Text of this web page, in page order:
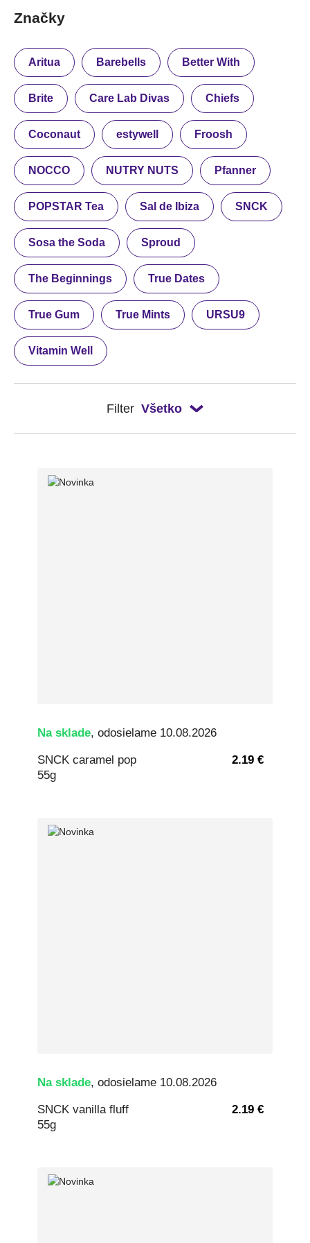
Značky
Aritua Barebells Better With
Brite Care Lab Divas Chiefs
Coconaut estywell Froosh
NOCCO NUTRY NUTS Pfanner
POPSTAR Tea Sal de Ibiza SNCK
Sosa the Soda Sproud
The Beginnings True Dates
True Gum True Mints URSU9
Vitamin Well
Filter Všetko
Na sklade, odosielame 10.08.2026
SNCK caramel pop
55g
2.19 €
Na sklade, odosielame 10.08.2026
SNCK vanilla fluff
55g
2.19 €